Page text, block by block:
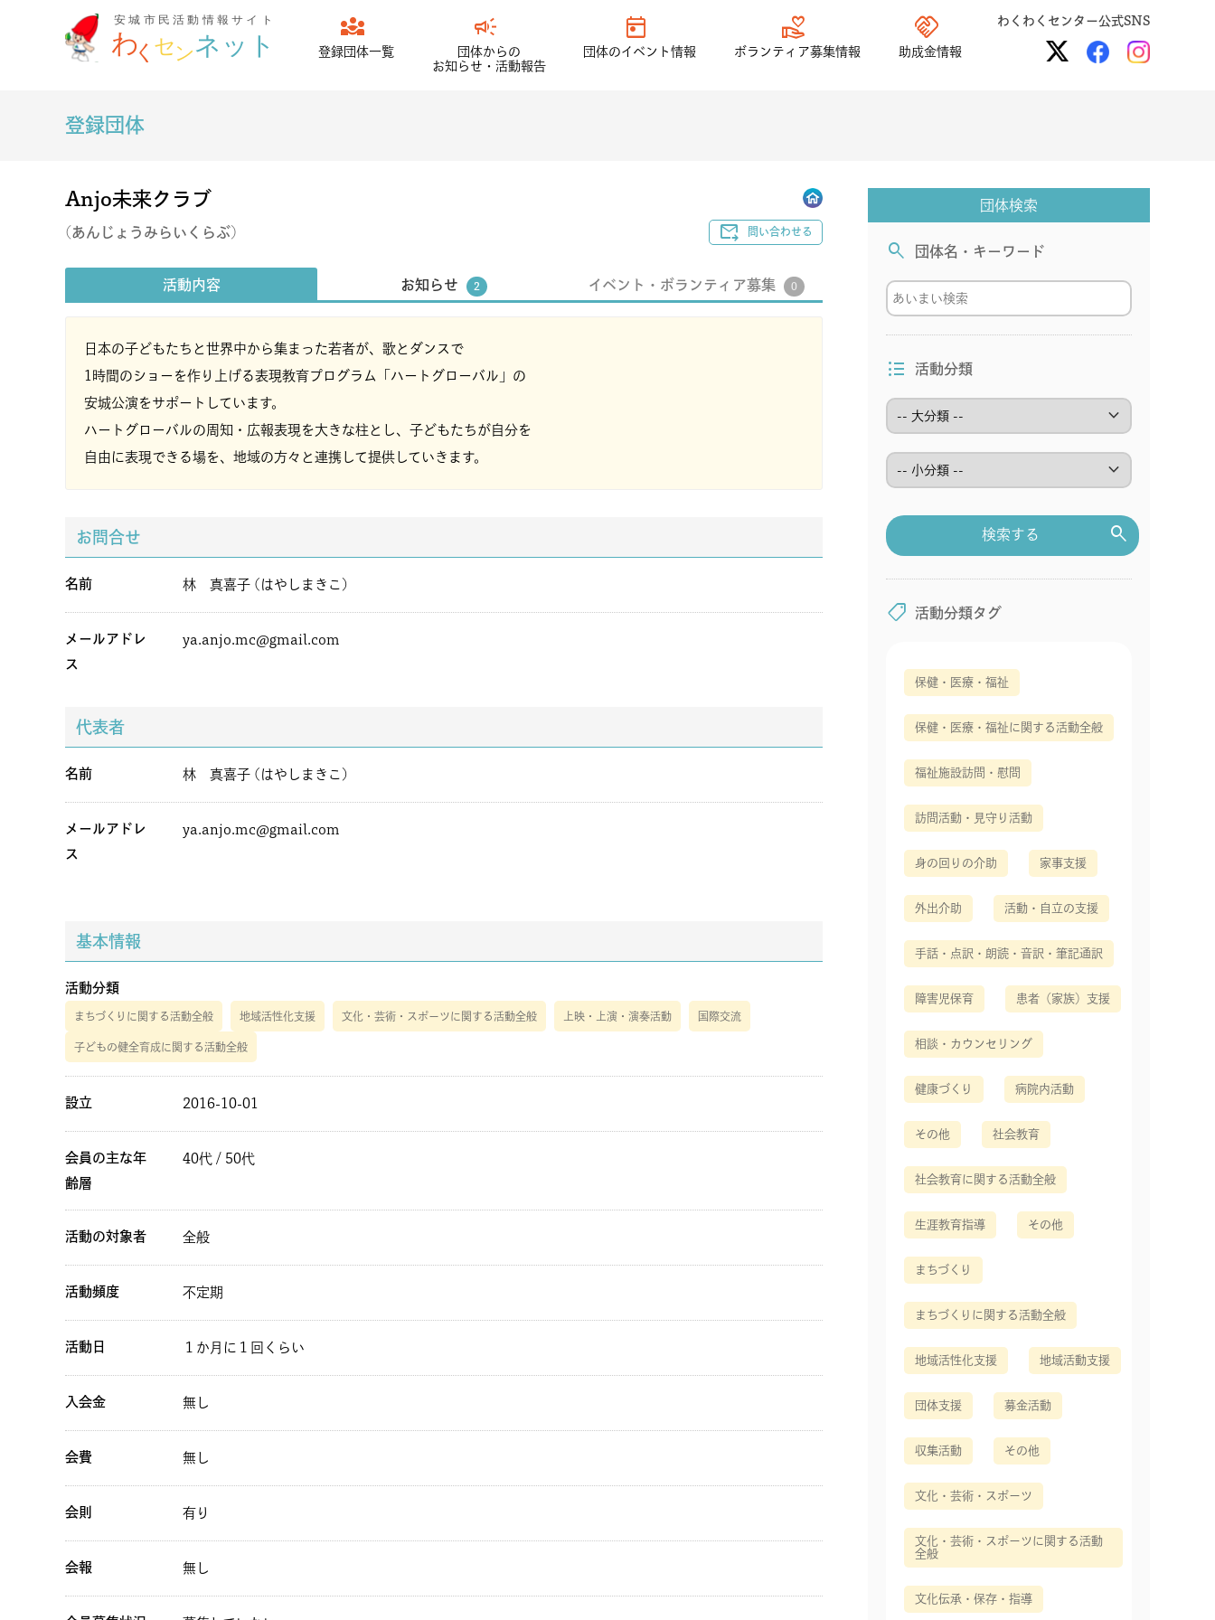
diversity_3
登録団体一覧
campaign
団体からの
お知らせ・活動報告
today
団体のイベント情報
volunteer_activism
ボランティア募集情報
handshake
助成金情報
わくわくセンター公式SNS
登録団体
Anjo未来クラブ
(あんじょうみらいくらぶ) forward_to_inbox 問い合わせる
活動内容 お知らせ 2 イベント・ボランティア募集 0
日本の子どもたちと世界中から集まった若者が、歌とダンスで
1時間のショーを作り上げる表現教育プログラム「ハートグローバル」の
安城公演をサポートしています。
ハートグローバルの周知・広報表現を大きな柱とし、子どもたちが自分を
自由に表現できる場を、地域の方々と連携して提供していきます。
お問合せ
名前 林 真喜子 (はやしまきこ)
メールアドレ
ス
ya.anjo.mc@gmail.com
代表者
名前 林 真喜子 (はやしまきこ)
メールアドレ
ス
ya.anjo.mc@gmail.com
基本情報
活動分類
まちづくりに関する活動全般 地域活性化支援 文化・芸術・スポーツに関する活動全般 上映・上演・演奏活動 国際交流
子どもの健全育成に関する活動全般
設立 2016-10-01
会員の主な年
齢層
40代 / 50代
活動の対象者 全般
活動頻度 不定期
活動日 １か月に１回くらい
入会金 無し
会費 無し
会則 有り
会報 無し
団体検索
search 団体名・キーワード
format_list_bulleted 活動分類
keyboard_arrow_down
keyboard_arrow_down
search
検索する
shoppingmode 活動分類タグ
保健・医療・福祉
保健・医療・福祉に関する活動全般
福祉施設訪問・慰問
訪問活動・見守り活動
身の回りの介助 家事支援
外出介助 活動・自立の支援
手話・点訳・朗読・音訳・筆記通訳
障害児保育 患者（家族）支援
相談・カウンセリング
健康づくり 病院内活動
その他 社会教育
社会教育に関する活動全般
生涯教育指導 その他
まちづくり
まちづくりに関する活動全般
地域活性化支援 地域活動支援
団体支援 募金活動
収集活動 その他
文化・芸術・スポーツ
文化・芸術・スポーツに関する活動
全般
文化伝承・保存・指導